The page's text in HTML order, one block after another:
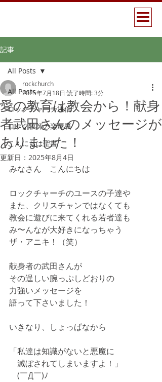
記事
All Posts
ロックチャーチ通信
ロック牧師の楽屋裏
こんにちは聖書
All Posts
愛の教育は教会から！献身
者武田さんのメッセージが
ありました！
rockchurch
2025年7月18日 読了時間: 3分
更新日： 2025年8月4日
みなさん　こんにちは
ロックチャーチのユースの子達や
また、クリスチャンではなくても
教会に遊びに来てくれる若者達も
み〜んなが大好きになっちゃう
ザ・アニキ！（笑）
献身者の武田さんが
その逞しい腕っぷしどおりの
力強いメッセージを
語って下さいました！
いきなり、しょっぱなから
「私達は知識がないと悪魔に
滅ぼされてしまいますよ！」
(￣Д￣)ﾉ